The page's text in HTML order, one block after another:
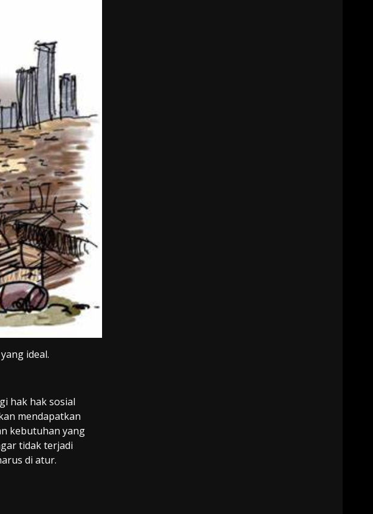
ideal.
hak hak sosial
mendapatkan
kebutuhan yang
tidak terjadi
di atur.